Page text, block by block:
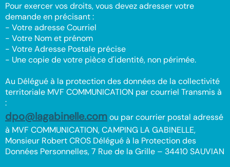
Pour exercer vos droits, vous devez adresser votre
demande en précisant :
- Votre adresse Courriel
- Votre Nom et prénom
- Votre Adresse Postale précise
- Une copie de votre pièce d'identité, non périmée.
Au Délégué à la protection des données de la collectivité
territoriale MVF COMMUNICATION par courriel Transmis à
:
dpo@lagabinelle.comou par courrier postal adressé
à MVF COMMUNICATION, CAMPING LA GABINELLE,
Monsieur Robert CROS Délégué à la Protection des
Données Personnelles, 7 Rue de la Grille – 34410 SAUVIAN